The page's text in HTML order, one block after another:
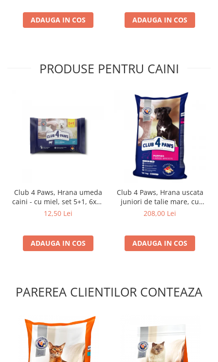
ADAUGA IN COS ADAUGA IN COS
PRODUSE PENTRU CAINI
Club 4 Paws, Hrana umeda
caini - cu miel, set 5+1, 6x80
g
12,50 Lei
ADAUGA IN COS
Club 4 Paws, Hrana uscata
juniori de talie mare, cu
pui, 14kg
208,00 Lei
ADAUGA IN COS
PAREREA CLIENTILOR CONTEAZA